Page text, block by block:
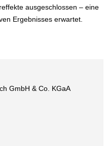
ausgeschlossen – eine
Ergebnisses erwartet.
GmbH & Co. KGaA